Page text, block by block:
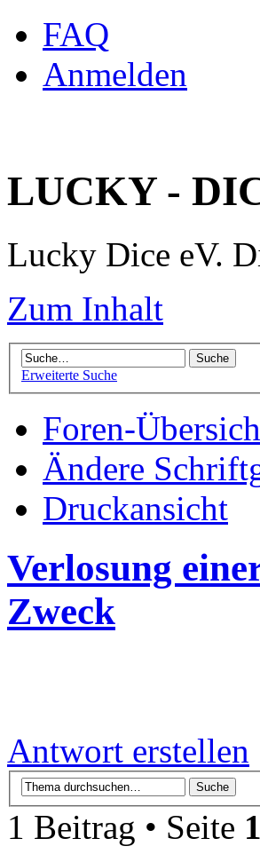
FAQ
Anmelden
LUCKY -
Lucky Dice eV.
Zum Inhalt
Erweiterte Suche
Foren-
Ändere
Druckansicht
Verlosung
Zweck
Antwort erstellen
1 Beitrag • Seite 1